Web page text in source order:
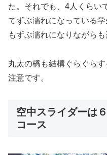
た。それでも、4人くらい
てずぶ濡れになっている
もずぶ濡れになりながらも
丸太の橋も結構ぐらぐら
注意です。
空中スライダーは
コース